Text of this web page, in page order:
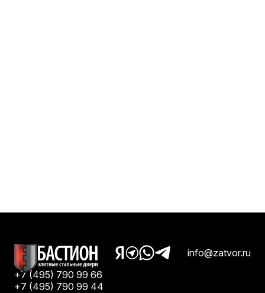
info@zatvor.ru
+7 (495) 790 99 66
+7 (495) 790 99 44